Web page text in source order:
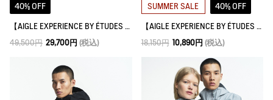
40% OFF
【AIGLE EXPERIENCE BY ÉTUDES STUDIO】撥水 カラーブロックパンツ
49,500円 29,700円 (税込)
SUMMER SALE 40% OFF
【AIGLE EXPERIENCE BY ÉTUDES STUDIO】 フィッシャーマンズラバーハット
18,150円 10,890円 (税込)